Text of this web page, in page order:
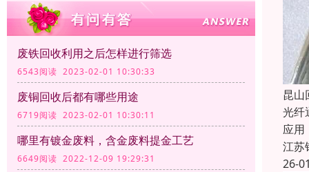
废铁回收利用之后怎样进行筛选
6543阅读 2023-02-01 10:30:33
废铜回收后都有哪些用途
6719阅读 2023-02-01 10:30:11
哪里有镀金废料，含金废料提金工艺
6649阅读 2022-12-09 19:29:31
昆山
光纤
应用
江苏
26-